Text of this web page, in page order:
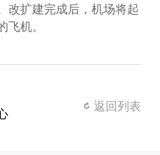
改扩建完成后，机场将起
机。
返回列表